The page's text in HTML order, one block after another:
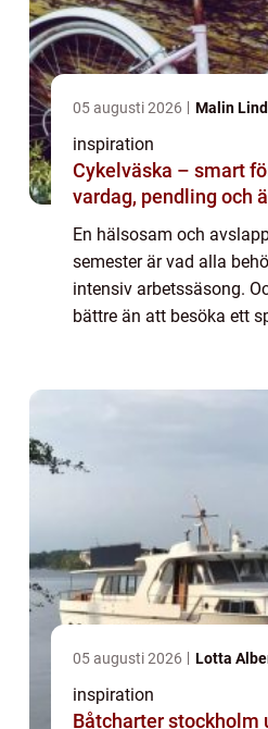
05 augusti 2026 Malin
inspiration
Cykelväska – smart
vardag, pendling och
En hälsosam och
semester är vad alla
intensiv arbetssäsong.
bättre än att besöka ett
05 augusti 2026 Lotta
inspiration
Båtcharter stockholm upplev